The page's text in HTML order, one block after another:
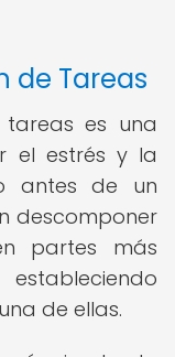
de Tareas
es una
el estrés y la
antes de un
descomponer
partes más
de ellas.